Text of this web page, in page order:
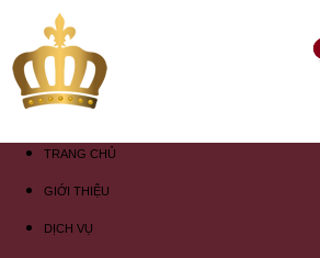
TRANG CHỦ
GIỚI THIỆU
DỊCH VỤ